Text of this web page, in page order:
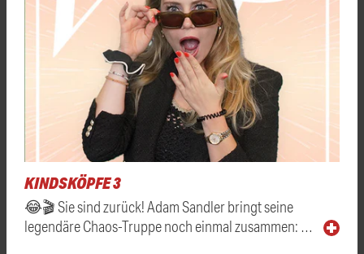
KINDSKÖPFE 3
😂🎬 Sie sind zurück! Adam Sandler bringt seine
legendäre Chaos-Truppe noch einmal zusammen: …